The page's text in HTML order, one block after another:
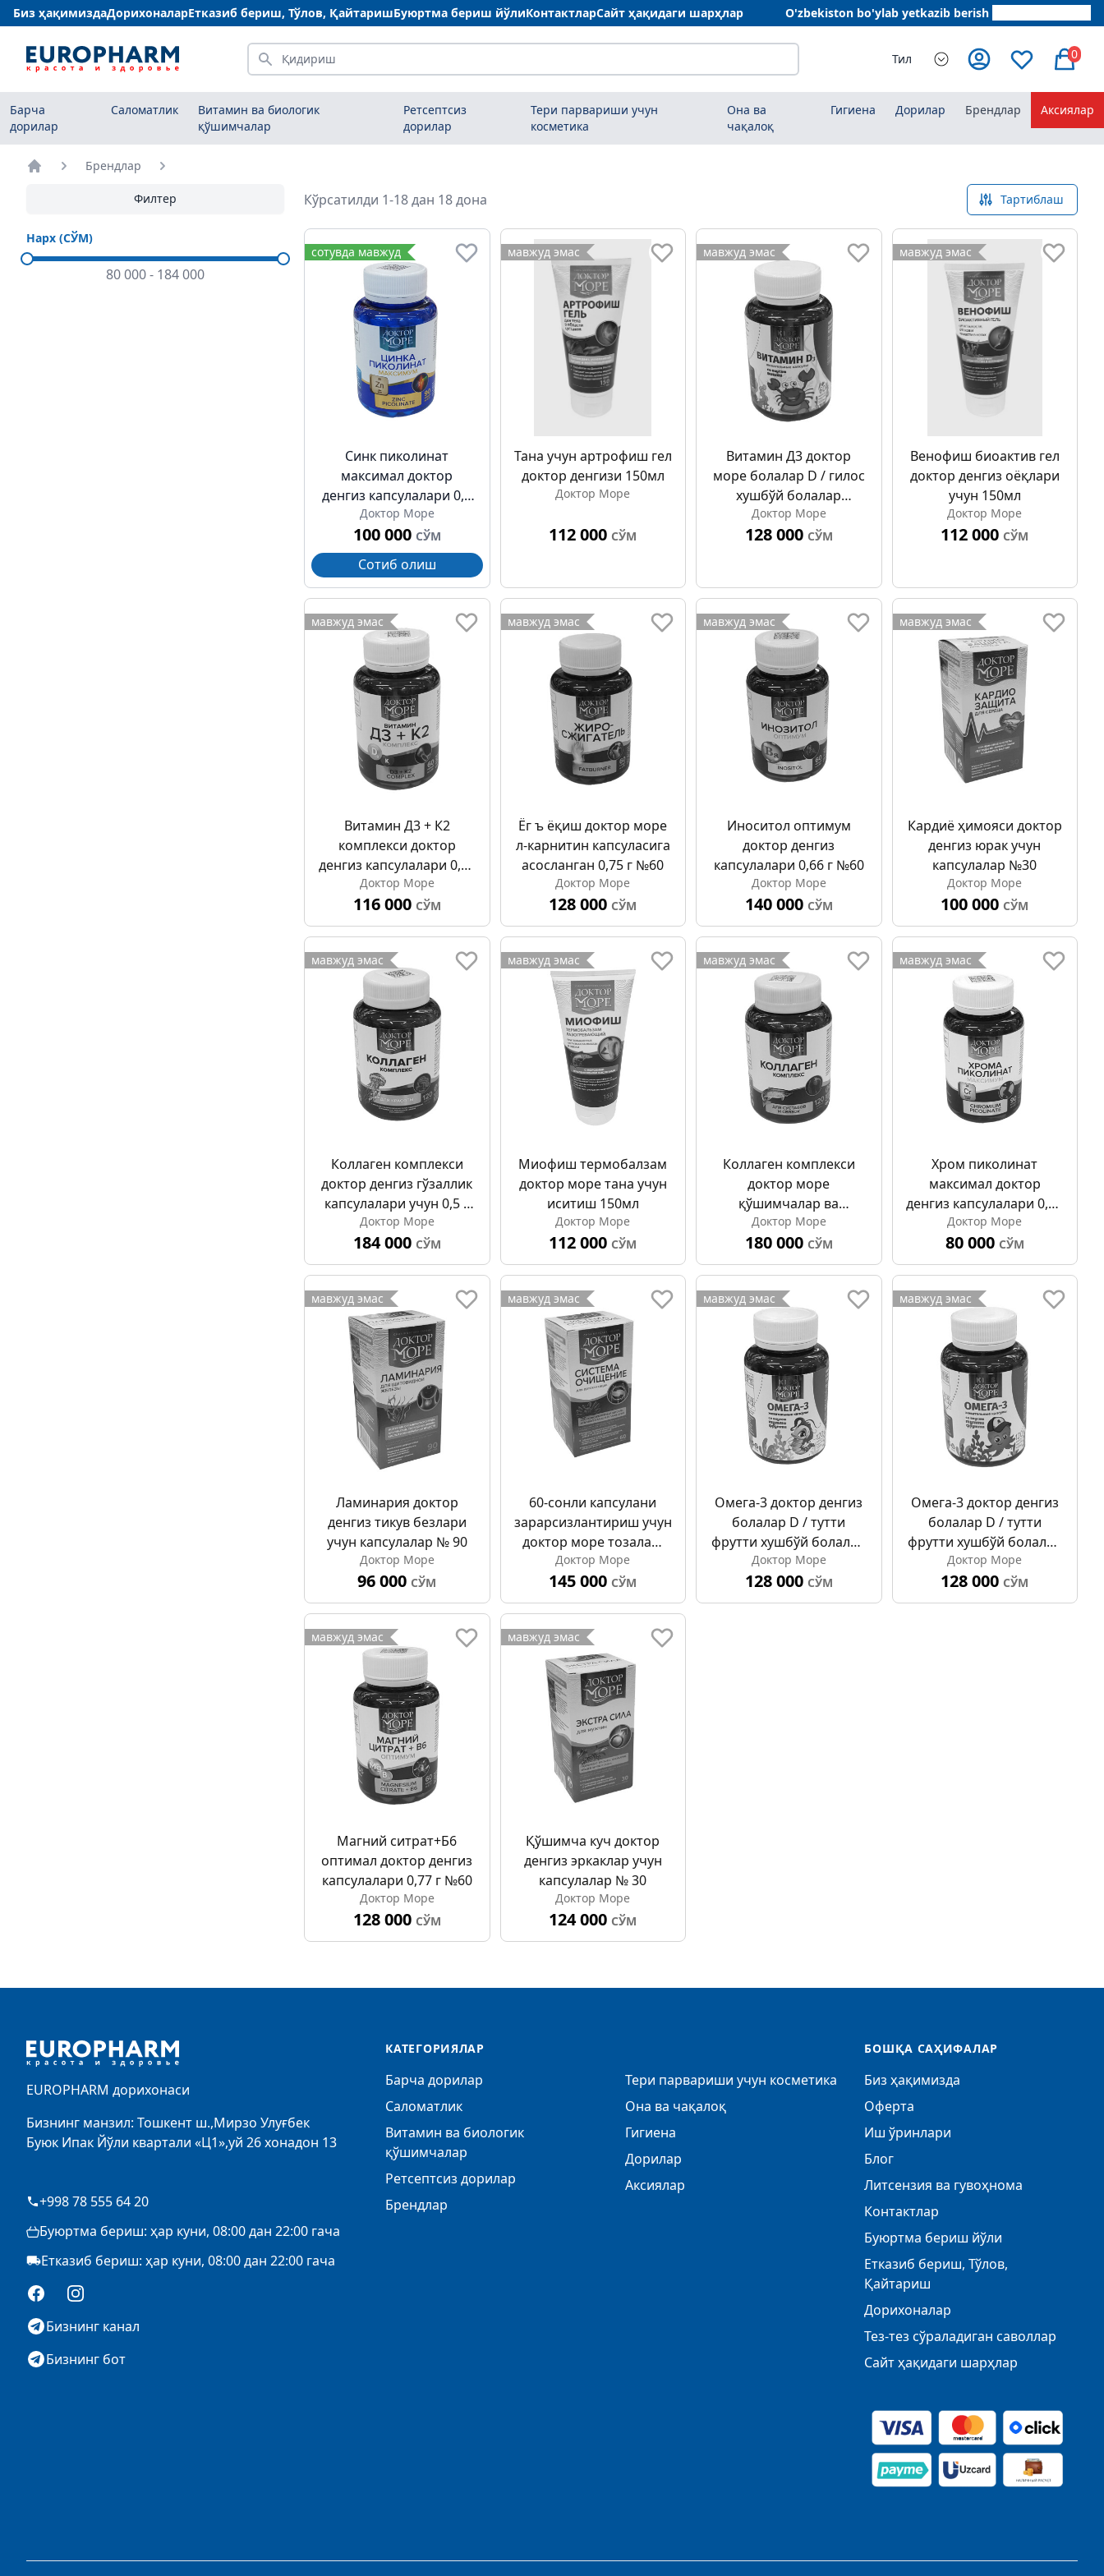
Биз ҳақимиздаДорихоналарЕтказиб бериш, Тўлов, ҚайтаришБуюртма бериш йўлиКонтактларСайт ҳақидаги шарҳлар O'zbekiston bo'ylab yetkazib berish
Қидириш Тил 0
Барча
дорилар
Саломатлик
Витамин ва биологик
қўшимчалар
Ретсептсиз
дорилар
Тери парвариши учун
косметика
Она ва
чақалоқ
Гигиена Дорилар Брендлар Аксиялар
Брендлар
Филтер
Нарх (СЎМ)
80 000- 184 000
Кўрсатилди 1-18 дан 18 дона Тартиблаш
сотувда мавжуд
Синк пиколинат
максимал доктор
денгиз капсулалари 0,4
г №90
Доктор Море
100 000 СЎМ
Сотиб олиш
мавжуд эмас
Тана учун артрофиш гел
доктор денгизи 150мл
Доктор Море
112 000 СЎМ
мавжуд эмас
Витамин Д3 доктор
море болалар D / гилос
хушбўй болалар
капсулалар 500мг №60
Доктор Море
128 000 СЎМ
мавжуд эмас
Венофиш биоактив гел
доктор денгиз оёқлари
учун 150мл
Доктор Море
112 000 СЎМ
мавжуд эмас
Витамин Д3 + К2
комплекси доктор
денгиз капсулалари 0,35
г №60
Доктор Море
116 000 СЎМ
мавжуд эмас
Ёг ъ ёқиш доктор море
л-карнитин капсуласига
асосланган 0,75 г №60
Доктор Море
128 000 СЎМ
мавжуд эмас
Иноситол оптимум
доктор денгиз
капсулалари 0,66 г №60
Доктор Море
140 000 СЎМ
мавжуд эмас
Кардиё ҳимояси доктор
денгиз юрак учун
капсулалар №30
Доктор Море
100 000 СЎМ
мавжуд эмас
Коллаген комплекси
доктор денгиз гўзаллик
капсулалари учун 0,5 г
№120
Доктор Море
184 000 СЎМ
мавжуд эмас
Миофиш термобалзам
доктор море тана учун
иситиш 150мл
Доктор Море
112 000 СЎМ
мавжуд эмас
Коллаген комплекси
доктор море
қўшимчалар ва
лигаментлар учун
капсулалар 0,45 г №120
Доктор Море
180 000 СЎМ
мавжуд эмас
Хром пиколинат
максимал доктор
денгиз капсулалари 0,32
г №90
Доктор Море
80 000 СЎМ
мавжуд эмас
Ламинария доктор
денгиз тикув безлари
учун капсулалар № 90
Доктор Море
96 000 СЎМ
мавжуд эмас
60-сонли капсулани
зарарсизлантириш учун
доктор море тозалаш
тизими
Доктор Море
145 000 СЎМ
мавжуд эмас
Омега-3 доктор денгиз
болалар D / тутти
фрутти хушбўй болалар
капсулалар 500мг №120
(дев)
Доктор Море
128 000 СЎМ
мавжуд эмас
Омега-3 доктор денгиз
болалар D / тутти
фрутти хушбўй болалар
капсулалар 500мг №120
(мал)
Доктор Море
128 000 СЎМ
мавжуд эмас
Магний ситрат+Б6
оптимал доктор денгиз
капсулалари 0,77 г №60
Доктор Море
128 000 СЎМ
мавжуд эмас
Қўшимча куч доктор
денгиз эркаклар учун
капсулалар № 30
Доктор Море
124 000 СЎМ
EUROPHARM дорихонаси
Бизнинг манзил: Тошкент ш.,Мирзо Улуғбек
Буюк Ипак Йўли квартали «Ц1»,уй 26 хонадон 13
+998 78 555 64 20
Буюртма бериш: ҳар куни, 08:00 дан 22:00 гача
Етказиб бериш: ҳар куни, 08:00 дан 22:00 гача
FacebookInstagram
Бизнинг канал
Бизнинг бот
КАТЕГОРИЯЛАР
Барча дорилар
Саломатлик
Витамин ва биологик
қўшимчалар
Ретсептсиз дорилар
Брендлар
Тери парвариши учун косметика
Она ва чақалоқ
Гигиена
Дорилар
Аксиялар
БОШҚА САҲИФАЛАР
Биз ҳақимизда
Оферта
Иш ўринлари
Блог
Литсензия ва гувоҳнома
Контактлар
Буюртма бериш йўли
Етказиб бериш, Тўлов,
Қайтариш
Дорихоналар
Тез-тез сўраладиган саволлар
Сайт ҳақидаги шарҳлар